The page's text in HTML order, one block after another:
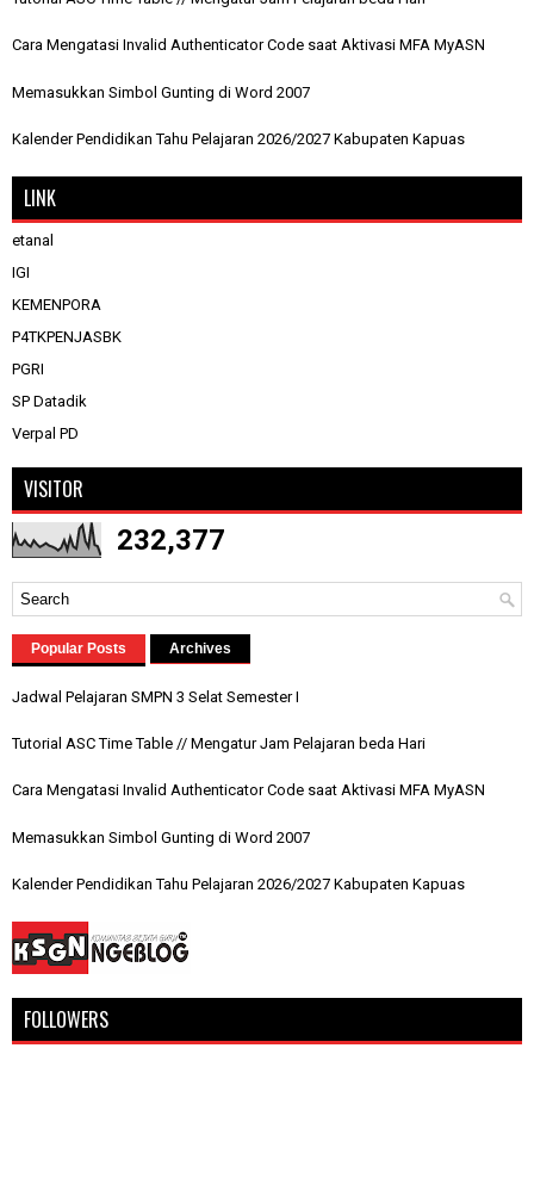
Cara Mengatasi Invalid Authenticator Code saat Aktivasi MFA MyASN
Memasukkan Simbol Gunting di Word 2007
Kalender Pendidikan Tahu Pelajaran 2026/2027 Kabupaten Kapuas
LINK
etanal
IGI
KEMENPORA
P4TKPENJASBK
PGRI
SP Datadik
Verpal PD
VISITOR
232,377
Popular Posts Archives
Jadwal Pelajaran SMPN 3 Selat Semester I
Tutorial ASC Time Table // Mengatur Jam Pelajaran beda Hari
Cara Mengatasi Invalid Authenticator Code saat Aktivasi MFA MyASN
Memasukkan Simbol Gunting di Word 2007
Kalender Pendidikan Tahu Pelajaran 2026/2027 Kabupaten Kapuas
FOLLOWERS